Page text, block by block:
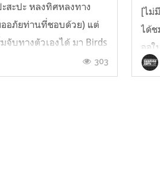
สะปะ หลงทิศหลงทาง
ออภัยท่านที่ชอบด้วย) แต่
จับทางตัวเองได้ มา Birds
งเท่าไร บวกกับคำวิจารณ์
พอได้ดูจริงๆก็ประทับใจ
303
[ไม่
ได้ช
จอ
เยี่
โด